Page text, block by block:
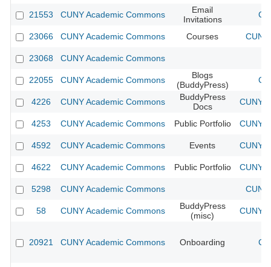
21553 CUNY Academic Commons
Email
Invitations
23066 CUNY Academic Commons Courses
23068 CUNY Academic Commons
22055 CUNY Academic Commons
Blogs
(BuddyPress)
4226 CUNY Academic Commons
BuddyPress
Docs
CUNY
4253 CUNY Academic Commons Public Portfolio CUNY
4592 CUNY Academic Commons Events CUNY
4622 CUNY Academic Commons Public Portfolio CUNY
5298 CUNY Academic Commons
58 CUNY Academic Commons
BuddyPress
(misc)
CUNY
20921 CUNY Academic Commons Onboarding